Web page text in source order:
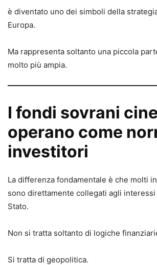
è diventato uno dei simboli della
Europa.
Ma rappresenta soltanto una piccola
molto più ampia.
I fondi sovrani
operano come
investitori
La differenza fondamentale è che molti
sono direttamente collegati agli
Stato.
Non si tratta soltanto di logiche
Si tratta di geopolitica.